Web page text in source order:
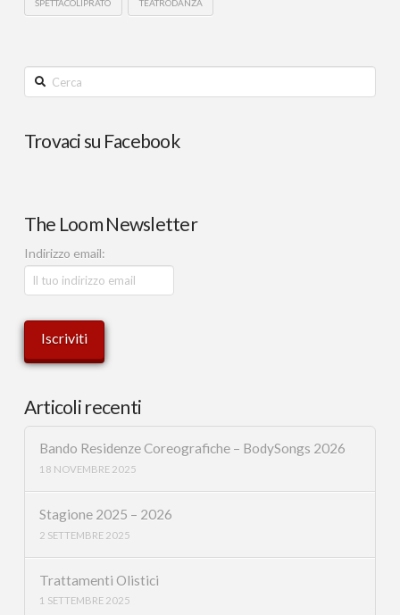
SPETTACOLIPRATO TEATRODANZA
Cerca
Trovaci su Facebook
The Loom Newsletter
Indirizzo email:
Articoli recenti
Bando Residenze Coreografiche – BodySongs 2026
18 NOVEMBRE 2025
Stagione 2025 – 2026
2 SETTEMBRE 2025
Trattamenti Olistici
1 SETTEMBRE 2025